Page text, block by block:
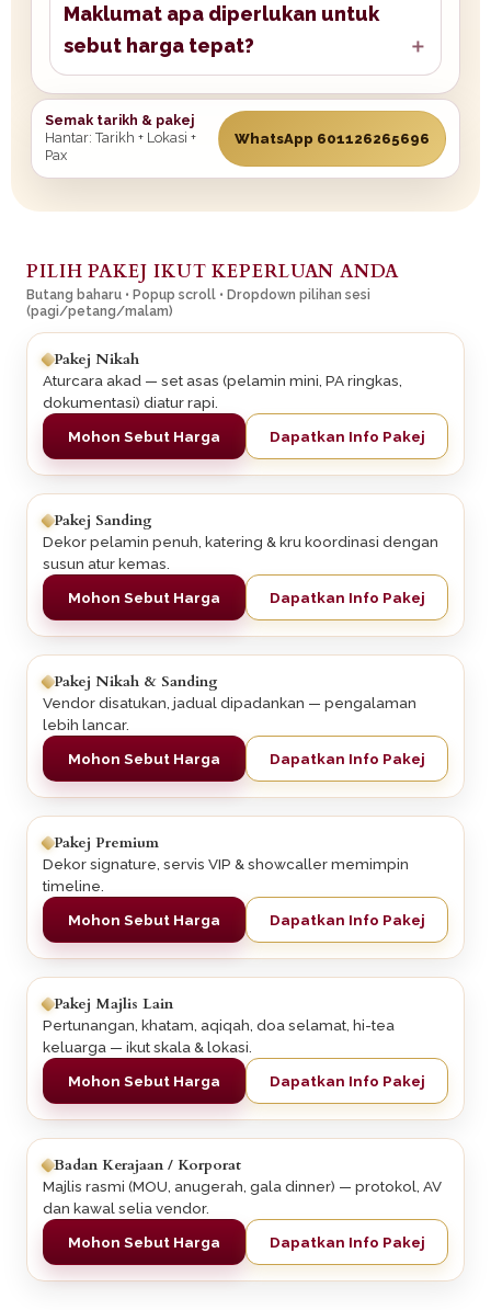
Maklumat apa diperlukan untuk
sebut harga tepat?
Semak tarikh & pakej
Hantar: Tarikh + Lokasi +
Pax
WhatsApp 601126265696
PILIH PAKEJ IKUT KEPERLUAN ANDA
Butang baharu • Popup scroll • Dropdown pilihan sesi
(pagi/petang/malam)
Pakej Nikah
Aturcara akad — set asas (pelamin mini, PA ringkas,
dokumentasi) diatur rapi.
Mohon Sebut Harga
Dapatkan Info Pakej
Pakej Sanding
Dekor pelamin penuh, katering & kru koordinasi dengan
susun atur kemas.
Mohon Sebut Harga
Dapatkan Info Pakej
Pakej Nikah & Sanding
Vendor disatukan, jadual dipadankan — pengalaman
lebih lancar.
Mohon Sebut Harga
Dapatkan Info Pakej
Pakej Premium
Dekor signature, servis VIP & showcaller memimpin
timeline.
Mohon Sebut Harga
Dapatkan Info Pakej
Pakej Majlis Lain
Pertunangan, khatam, aqiqah, doa selamat, hi-tea
keluarga — ikut skala & lokasi.
Mohon Sebut Harga
Dapatkan Info Pakej
Badan Kerajaan / Korporat
Majlis rasmi (MOU, anugerah, gala dinner) — protokol, AV
dan kawal selia vendor.
Mohon Sebut Harga
Dapatkan Info Pakej